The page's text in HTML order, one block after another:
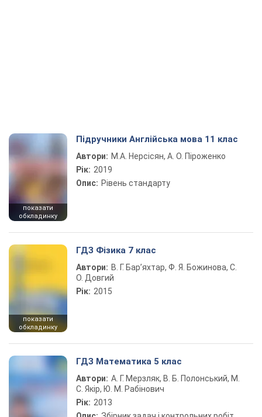
показати
обкладинку
Підручники Англійська мова 11 клас
Автори: М.А. Нерсісян, А. О. Піроженко
Рік: 2019
Опис: Рівень стандарту
показати
обкладинку
ГДЗ Фізика 7 клас
Автори: В. Г. Бар’яхтар, Ф. Я. Божинова, С.
О. Довгий
Рік: 2015
ГДЗ Математика 5 клас
Автори: А. Г. Мерзляк, В. Б. Полонський, М.
С. Якір, Ю. М. Рабінович
Рік: 2013